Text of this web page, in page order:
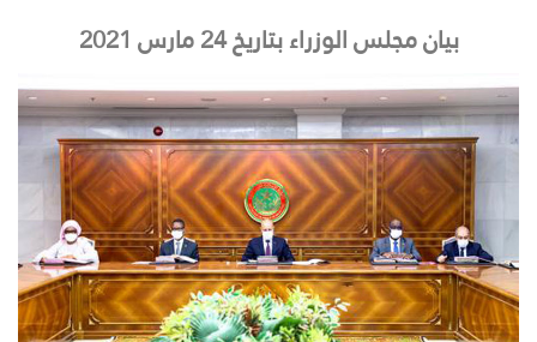
بيان مجلس الوزراء بتاريخ 24 مارس 2021